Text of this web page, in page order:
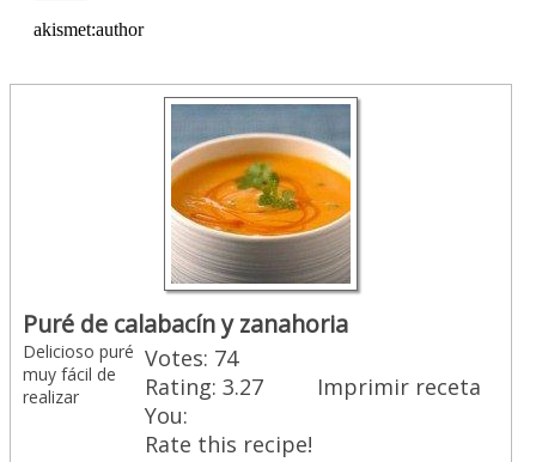
akismet:author
Puré de calabacín y zanahoria
Votes: 74
Rating: 3.27
You:
Rate this recipe!
Imprimir receta
Delicioso puré
muy fácil de
realizar